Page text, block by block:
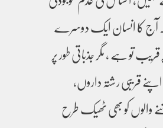
کا انسان ایک دوسرے
تو ہے ، مگر جذباتی طور پر
قریبی رشتہ داروں،
والوں کو بھی ٹھیک طرح